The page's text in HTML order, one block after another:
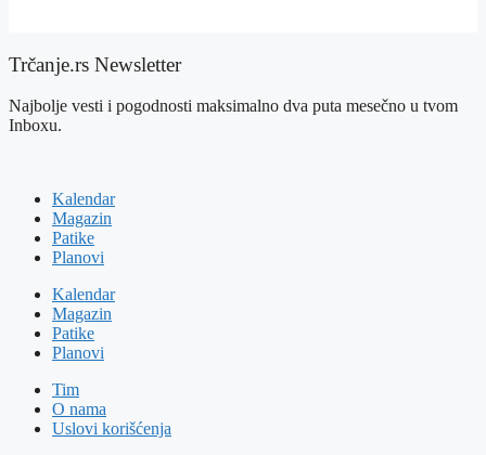
Trčanje.rs Newsletter
Najbolje vesti i pogodnosti maksimalno dva puta mesečno u tvom
Inboxu.
Kalendar
Magazin
Patike
Planovi
Kalendar
Magazin
Patike
Planovi
Tim
O nama
Uslovi korišćenja